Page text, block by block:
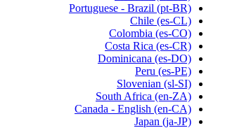
Portuguese - Brazil (pt-BR)
Chile (es-CL)
Colombia (es-CO)
Costa Rica (es-CR)
Dominicana (es-DO)
Peru (es-PE)
Slovenian (sl-SI)
South Africa (en-ZA)
Canada - English (en-CA)
Japan (ja-JP)